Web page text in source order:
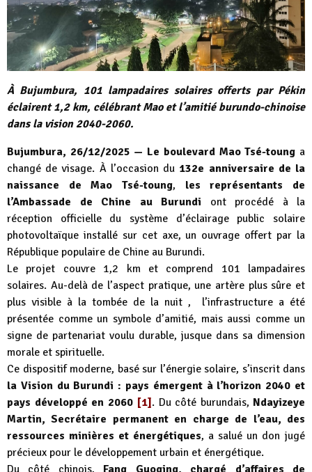
À Bujumbura, 101 lampadaires solaires offerts par Pékin
éclairent 1,2 km, célébrant Mao et l’amitié burundo-chinoise
dans la vision 2040-2060.
Bujumbura, 26/12/2025 — Le boulevard Mao Tsé-toung a
changé de visage. À l’occasion du 132e anniversaire de la
naissance de Mao Tsé-toung, les représentants de
l’Ambassade de Chine au Burundi ont procédé à la
réception officielle du système d’éclairage public solaire
photovoltaïque installé sur cet axe, un ouvrage offert par la
République populaire de Chine au Burundi.
Le projet couvre 1,2 km et comprend 101 lampadaires
solaires. Au-delà de l’aspect pratique, une artère plus sûre et
plus visible à la tombée de la nuit , l’infrastructure a été
présentée comme un symbole d’amitié, mais aussi comme un
signe de partenariat voulu durable, jusque dans sa dimension
morale et spirituelle.
Ce dispositif moderne, basé sur l’énergie solaire, s’inscrit dans
la Vision du Burundi : pays émergent à l’horizon 2040 et
pays développé en 2060 [1]. Du côté burundais, Ndayizeye
Martin, Secrétaire permanent en charge de l’eau, des
ressources minières et énergétiques, a salué un don jugé
précieux pour le développement urbain et énergétique.